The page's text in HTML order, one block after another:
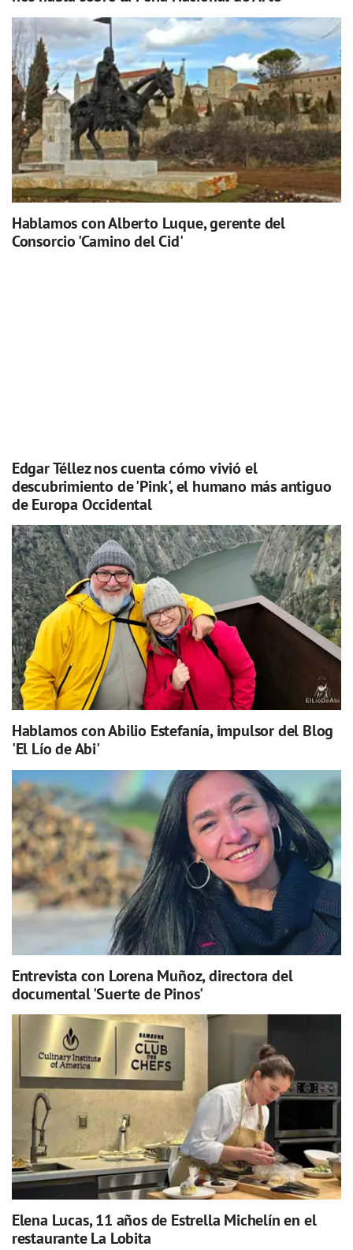
Hablamos con Alberto Luque, gerente del
Consorcio 'Camino del Cid'
Edgar Téllez nos cuenta cómo vivió el
descubrimiento de 'Pink', el humano más antiguo
de Europa Occidental
Hablamos con Abilio Estefanía, impulsor del Blog
'El Lío de Abi'
Entrevista con Lorena Muñoz, directora del
documental 'Suerte de Pinos'
Elena Lucas, 11 años de Estrella Michelín en el
restaurante La Lobita